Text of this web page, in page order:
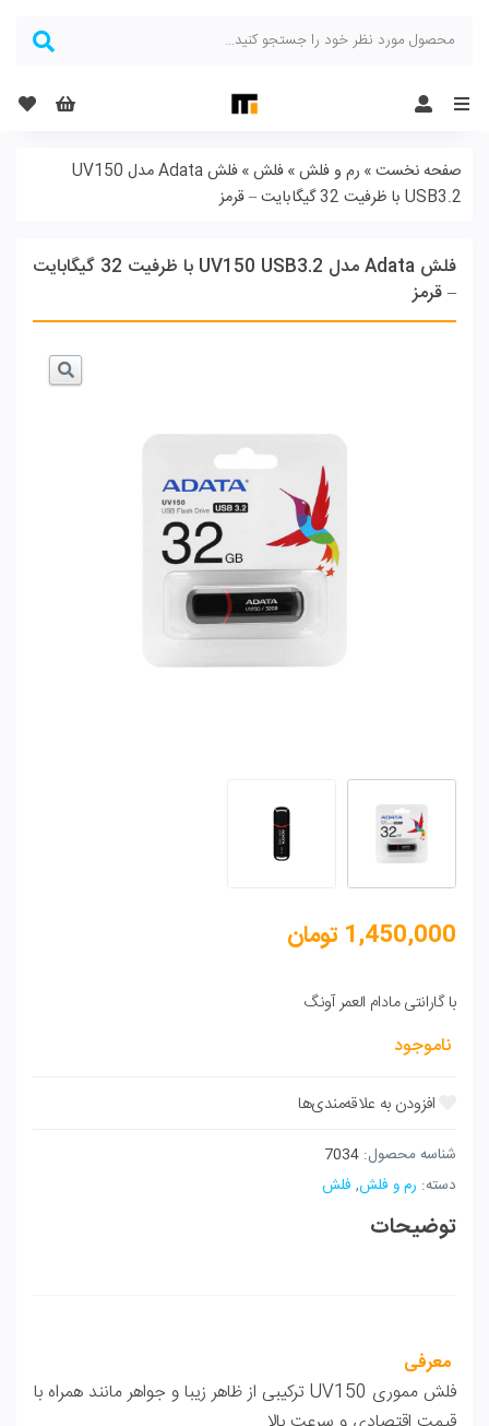
Menu
صفحه نخست» رم و فلش»فلش»
فلش Adata مدل UV150
USB3.2 با ظرفیت 32 گیگابایت – قرمز
فلش Adata مدل UV150 USB3.2 با ظرفیت 32 گیگابایت
– قرمز
1,450,000 تومان
با گارانتی مادام العمر آونگ
ناموجود
شناسه محصول: 7034
دسته: رم و فلش, فلش
توضیحات
معرفی
فلش مموری UV150 ترکیبی از ظاهر زیبا و جواهر مانند همراه با